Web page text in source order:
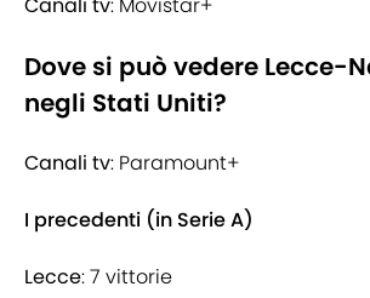
Dove si può vedere Lecce-
negli Stati Uniti?
Canali tv: Paramount+
I precedenti (in Serie A)
Lecce: 7 vittorie